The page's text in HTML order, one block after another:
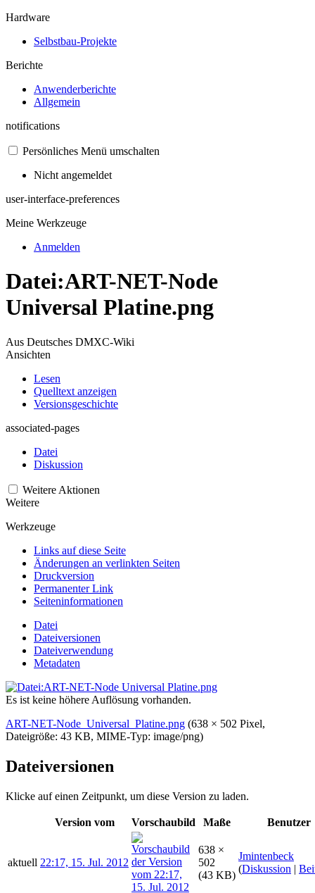
Hardware
Selbstbau-Projekte
Berichte
Anwenderberichte
Allgemein
notifications
Persönliches Menü umschalten
Nicht angemeldet
user-interface-preferences
Meine Werkzeuge
Anmelden
Datei:ART-NET-Node
Universal Platine.png
Aus Deutsches DMXC-Wiki
Ansichten
Lesen
Quelltext anzeigen
Versionsgeschichte
associated-pages
Datei
Diskussion
Weitere Aktionen
Weitere
Werkzeuge
Links auf diese Seite
Änderungen an verlinkten Seiten
Druckversion
Permanenter Link
Seiten­­informationen
Datei
Dateiversionen
Dateiverwendung
Metadaten
Es ist keine höhere Auflösung vorhanden.
ART-NET-Node_Universal_Platine.png (638 × 502 Pixel,
Dateigröße: 43 KB, MIME-Typ: image/png)
Dateiversionen
Klicke auf einen Zeitpunkt, um diese Version zu laden.
Version vom Vorschaubild Maße Benutzer
aktuell 22:17, 15. Jul. 2012
638 ×
502
(43 KB)
Jmintenbeck
(Diskussion |